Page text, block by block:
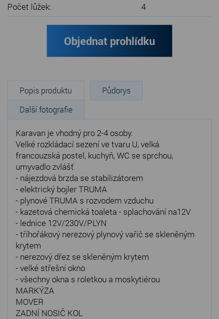
Počet lůžek:
4
Objednat prohlídku
Popis produktu
Půdorys
Další fotografie
Karavan je vhodný pro 2-4 osoby.
Velké rozkládací sezení ve tvaru U, velká
francouzská postel, kuchyň, WC se sprchou,
umyvadlo zvlášť
- nájezdová brzda se stabilizátorem
- elektrický bojler TRUMA
- plynové TRUMA s rozvodem vzduchu
- kazetová chemická toaleta - splachování na12V
- lednice 12V/230V/PLYN
- tříhořákový nerezový plynový vařič se skleněným
krytem
- nerezový dřez se skleněným krytem
- velké střešní okno
- všechny okna s roletkou a moskytiérou
MARKÝZA
MOVER
ZADNÍ NOSIČ KOL